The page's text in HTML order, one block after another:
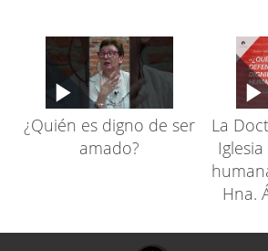
¿Quién es digno de ser
amado?
La
Hna.